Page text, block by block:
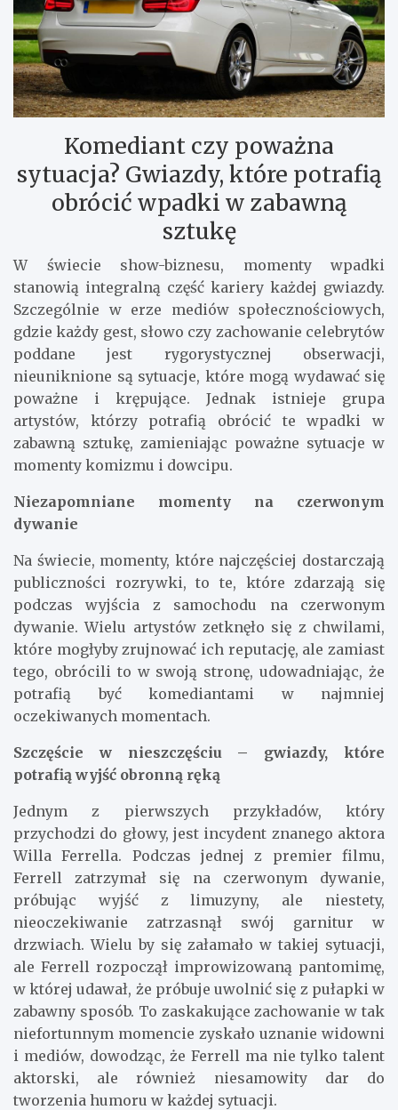
Komediant czy poważna
sytuacja? Gwiazdy, które potrafią
obrócić wpadki w zabawną
sztukę
W świecie show-biznesu, momenty wpadki
stanowią integralną część kariery każdej gwiazdy.
Szczególnie w erze mediów społecznościowych,
gdzie każdy gest, słowo czy zachowanie celebrytów
poddane jest rygorystycznej obserwacji,
nieuniknione są sytuacje, które mogą wydawać się
poważne i krępujące. Jednak istnieje grupa
artystów, którzy potrafią obrócić te wpadki w
zabawną sztukę, zamieniając poważne sytuacje w
momenty komizmu i dowcipu.
Niezapomniane momenty na czerwonym
dywanie
Na świecie, momenty, które najczęściej dostarczają
publiczności rozrywki, to te, które zdarzają się
podczas wyjścia z samochodu na czerwonym
dywanie. Wielu artystów zetknęło się z chwilami,
które mogłyby zrujnować ich reputację, ale zamiast
tego, obrócili to w swoją stronę, udowadniając, że
potrafią być komediantami w najmniej
oczekiwanych momentach.
Szczęście w nieszczęściu – gwiazdy, które
potrafią wyjść obronną ręką
Jednym z pierwszych przykładów, który
przychodzi do głowy, jest incydent znanego aktora
Willa Ferrella. Podczas jednej z premier filmu,
Ferrell zatrzymał się na czerwonym dywanie,
próbując wyjść z limuzyny, ale niestety,
nieoczekiwanie zatrzasnął swój garnitur w
drzwiach. Wielu by się załamało w takiej sytuacji,
ale Ferrell rozpoczął improwizowaną pantomimę,
w której udawał, że próbuje uwolnić się z pułapki w
zabawny sposób. To zaskakujące zachowanie w tak
niefortunnym momencie zyskało uznanie widowni
i mediów, dowodząc, że Ferrell ma nie tylko talent
aktorski, ale również niesamowity dar do
tworzenia humoru w każdej sytuacji.